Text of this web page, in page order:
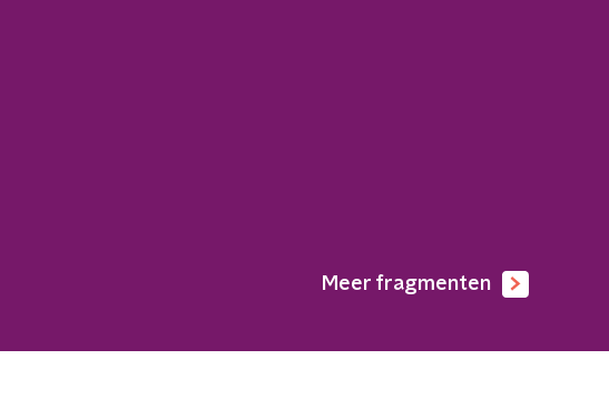
Meer fragmenten